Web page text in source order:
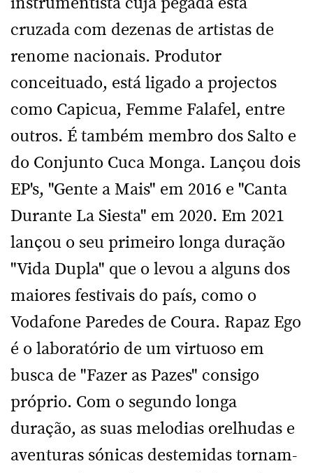
instrumentista cuja pegada está
cruzada com dezenas de artistas de
renome nacionais. Produtor
conceituado, está ligado a projectos
como Capicua, Femme Falafel, entre
outros. É também membro dos Salto e
do Conjunto Cuca Monga. Lançou dois
EP's, "Gente a Mais" em 2016 e "Canta
Durante La Siesta" em 2020. Em 2021
lançou o seu primeiro longa duração
"Vida Dupla" que o levou a alguns dos
maiores festivais do país, como o
Vodafone Paredes de Coura. Rapaz Ego
é o laboratório de um virtuoso em
busca de "Fazer as Pazes" consigo
próprio. Com o segundo longa
duração, as suas melodias orelhudas e
aventuras sónicas destemidas tornam-